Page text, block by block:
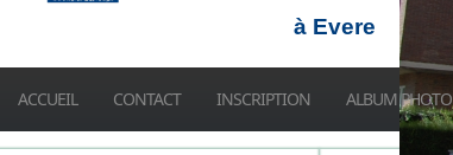
à Evere
ACCUEIL CONTACT INSCRIPTION ALBUM PHOTO